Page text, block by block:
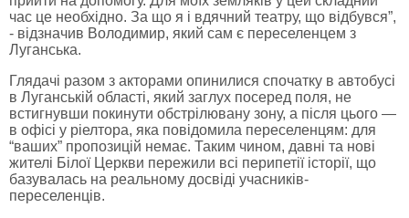
час це необхідно. За що я і вдячний театру, що відбувся”,
- відзначив Володимир, який сам є переселенцем з
Луганська.
Глядачі разом з акторами опинилися спочатку в автобусі
в Луганській області, який заглух посеред поля, не
встигнувши покинути обстрілювану зону, а після цього —
в офісі у ріелтора, яка повідомила переселенцям: для
“ваших” пропозицій немає. Таким чином, давні та нові
жителі Білої Церкви пережили всі перипетії історії, що
базувалась на реальному досвіді учасників-
переселенців.